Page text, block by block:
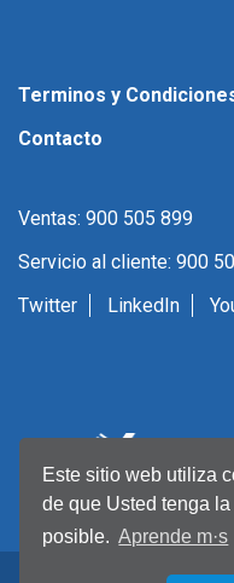
Este sitio web utiliza
de que Usted tenga
posible. Aprende m·s
Terminos y
Contacto
Ventas: 900 505 899
Servicio al cliente: 900
Twitter
LinkedIn